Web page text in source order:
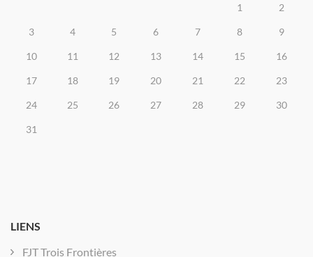
1 2
3 4 5 6 7 8 9
10 11 12 13 14 15 16
17 18 19 20 21 22 23
24 25 26 27 28 29 30
31
LIENS
FJT Trois Frontières